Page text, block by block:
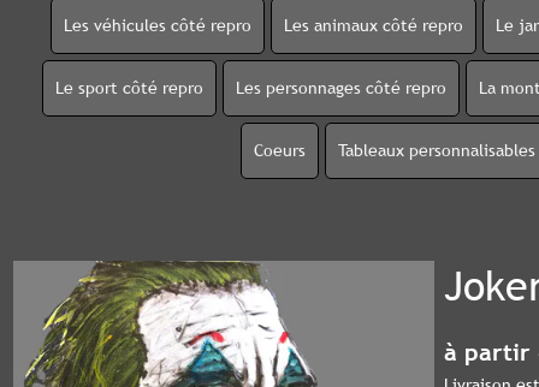
Les véhicules côté repro Les animaux côté repro Le
Le sport côté repro Les personnages côté repro La
Coeurs Tableaux personnalisables
à partir